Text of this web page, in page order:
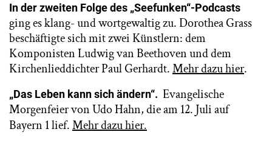
In derzweiten Folge des „Seefunken“-Podcasts
ging es klang- und wortgewaltig zu. Dorothea Grass
beschäftigte sich mit zwei Künstlern: dem
Komponisten Ludwig van Beethoven und dem
Kirchenlieddichter Paul Gerhardt.Mehr dazu hier.
„Das Leben kann sich ändern“. Evangelische
Morgenfeier von Udo Hahn, die am 12. Juli auf
Bayern 1 lief.Mehr dazu hier.